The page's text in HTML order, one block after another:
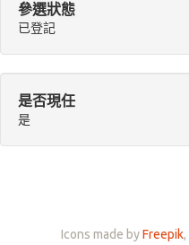
參選狀態
已登記
是否現任
是
Icons made byFreepik,